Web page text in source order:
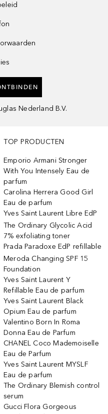
Nederland B.V.
TOP PRODUCTEN
Emporio Armani Stronger
With You Intensely Eau de
parfum
Carolina Herrera Good Girl
Eau de parfum
Yves Saint Laurent Libre EdP
The Ordinary Glycolic Acid
7% exfoliating toner
Prada Paradoxe EdP refillable
Meroda Changing SPF 15
Foundation
Yves Saint Laurent Y
Refillable Eau de parfum
Yves Saint Laurent Black
Opium Eau de parfum
Valentino Born In Roma
Donna Eau de Parfum
CHANEL Coco Mademoiselle
Eau de Parfum
Yves Saint Laurent MYSLF
Eau de parfum
The Ordinary Blemish control
serum
Gucci Flora Gorgeous